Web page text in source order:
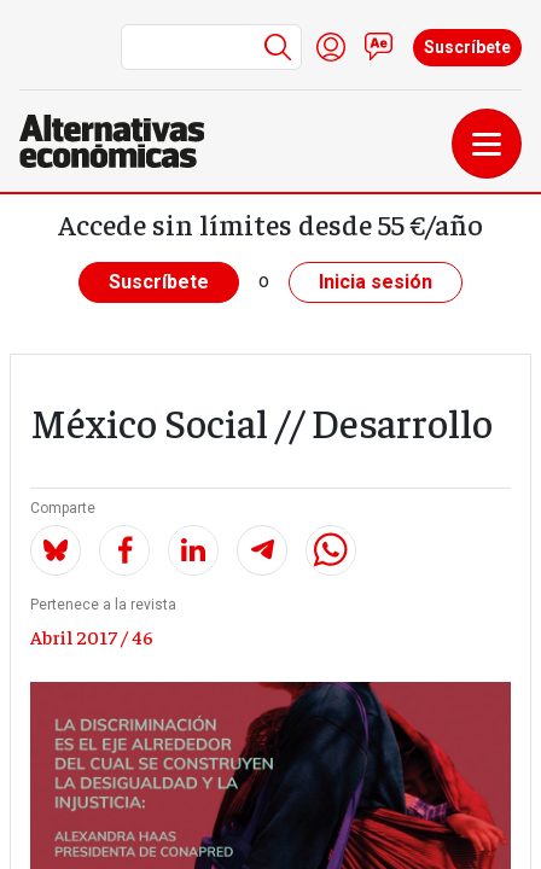
Pasar al contenido principal
Menú de cuenta de
Iniciar sesión
Contacto
Suscríbete
Accede sin límites desde 55 €/año
Suscríbete o Inicia sesión
México Social // Desarrollo
Comparte
Pertenece a la revista
Abril 2017 / 46